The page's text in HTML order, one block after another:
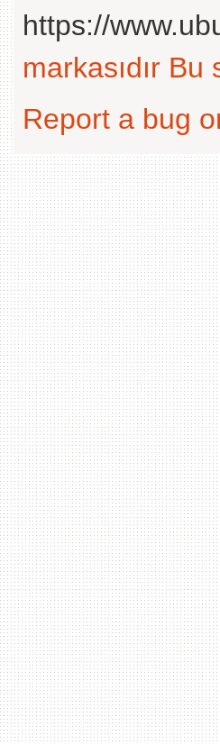
https://
markasıdır Bu
Report a bug